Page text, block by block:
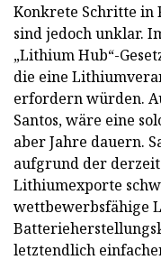
Konkrete Schritte in
sind jedoch unklar.
„Lithium Hub“-
die eine
erfordern würden.
Santos, wäre eine
aber Jahre dauern.
aufgrund der
Lithiumexporte
wettbewerbsfähige
letztendlich